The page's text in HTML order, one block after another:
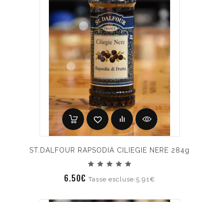
ST.DALFOUR RAPSODIA CILIEGIE NERE 284g
6.50€Tasse escluse:5.91€